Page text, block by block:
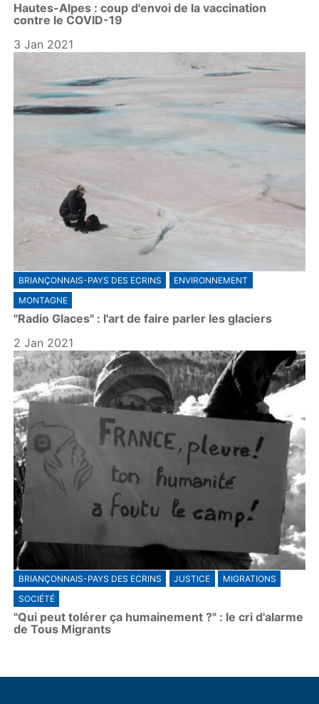
Hautes-Alpes : coup d'envoi de la vaccination
contre le COVID-19
3 Jan 2021
BRIANÇONNAIS-PAYS DES ECRINS
ENVIRONNEMENT
MONTAGNE
"Radio Glaces" : l'art de faire parler les glaciers
2 Jan 2021
BRIANÇONNAIS-PAYS DES ECRINS JUSTICE
MIGRATIONS
SOCIÉTÉ
"Qui peut tolérer ça humainement ?" : le cri d'alarme
de Tous Migrants